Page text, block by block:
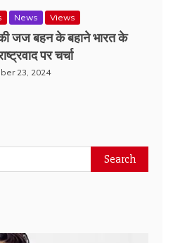
News Views
जज बहन के बहाने भारत के
पर चर्चा
23, 2024